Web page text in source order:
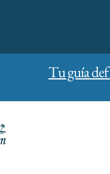
Tu guía